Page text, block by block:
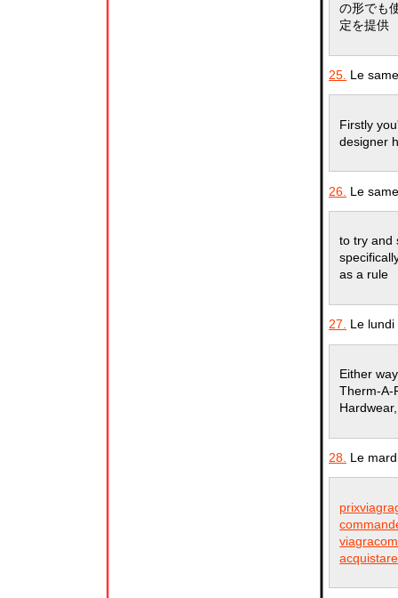
の形でも
定を提供
25. Le
Firstly
designer
26. Le
to try and
as a rule
27. Le
Either
Therm-A-
28. Le